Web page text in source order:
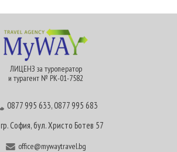
ЛИЦЕНЗ за туроператор
и турагент № РК-01-7582
0877 995 633,0877 995 683
гр. София, бул. Христо Ботев 57
office@mywaytravel.bg